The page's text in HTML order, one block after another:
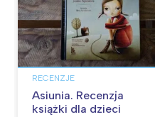
RECENZJE
Asiunia. Recenzja
książki dla dzieci